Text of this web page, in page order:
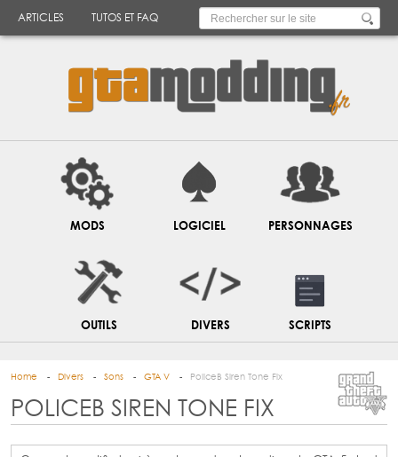
ARTICLES TUTOS ET FAQ
MODS LOGICIEL PERSONNAGES
OUTILS DIVERS SCRIPTS
Home Divers Sons GTA V PoliceB Siren Tone Fix
POLICEB SIREN TONE FIX